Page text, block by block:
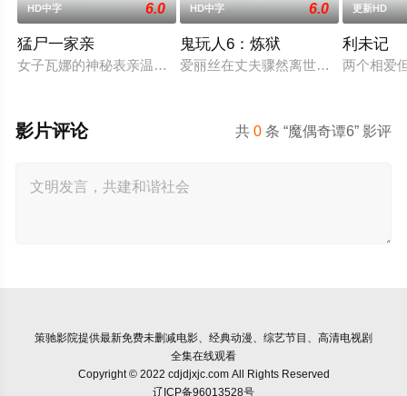
HD中字 6.0
猛尸一家亲
女子瓦娜的神秘表亲温思罗普突然仓皇登门，身后还跟着一个
HD中字 6.0
鬼玩人6：炼狱
爱丽丝在丈夫骤然离世后深陷悲痛，
更新HD
利未记
两个相爱
共0 条 “魔偶奇谭6” 影评
影片评论
策驰影院提供最新免费未删减电影、经典动漫、综艺节目、高清电视剧
全集在线观看
Copyright © 2022 cdjdjxjc.com All Rights Reserved
辽ICP备96013528号